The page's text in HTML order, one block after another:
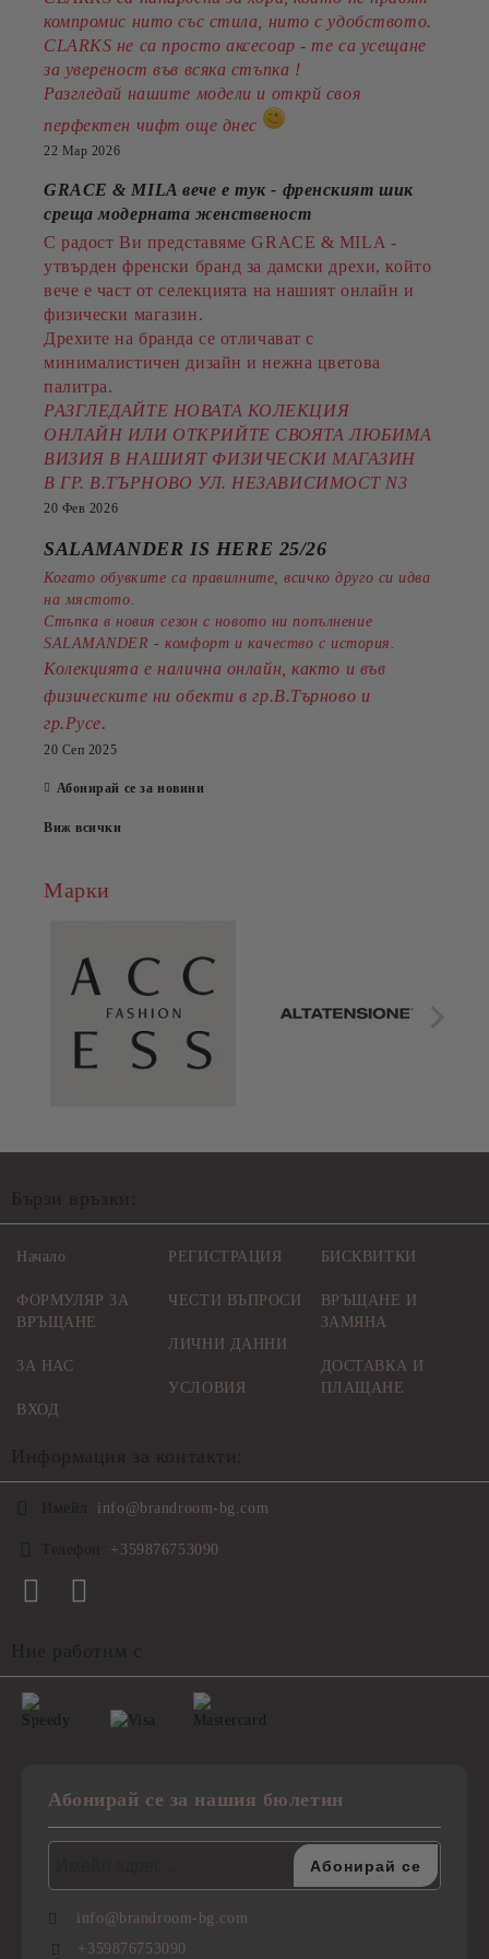
компромис нито със стила, нито с удобството.
CLARKS не са просто аксесоар - те са усещане
за увереност във всяка стъпка !
Разгледай нашите модели и открй своя
перфектен чифт още днес
22 Мар 2026
GRACE & MILA вече е тук - френският шик
среща модерната женственост
С радост Ви представяме GRACE & MILA -
утвърден френски бранд за дамски дрехи, който
вече е част от селекцията на нашият онлайн и
физически магазин.
Дрехите на бранда се отличават с
минималистичен дизайн и нежна цветова
палитра.
РАЗГЛЕДАЙТЕ НОВАТА КОЛЕКЦИЯ
ОНЛАЙН ИЛИ ОТКРИЙТЕ СВОЯТА ЛЮБИМА
ВИЗИЯ В НАШИЯТ ФИЗИЧЕСКИ МАГАЗИН
В ГР. В.ТЪРНОВО УЛ. НЕЗАВИСИМОСТ N3
20 Фев 2026
SALAMANDER IS HERE 25/26
Когато обувките са правилните, всичко друго си идва
на мястото.
Стъпка в новия сезон с новото ни попълнение
SALAMANDER - комфорт и качество с история.
Колекцията е налична онлайн, както и във
физическите ни обекти в гр.В.Търново и
гр.Русе.
20 Сеп 2025
Абонирай се за новини
Виж всички
Марки
Начало
ФОРМУЛЯР ЗА
ВРЪЩАНЕ
ЗА НАС
ВХОД
РЕГИСТРАЦИЯ
ЧЕСТИ ВЪПРОСИ
ЛИЧНИ ДАННИ
УСЛОВИЯ
БИСКВИТКИ
ВРЪЩАНЕ И
ЗАМЯНА
ДОСТАВКА И
ПЛАЩАНЕ
info@brandroom-bg.com
+359876753090
Абонирай се за нашия бюлетин
info@brandroom-bg.com
+359876753090